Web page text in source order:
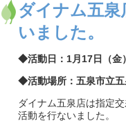
ダイナム五泉
いました。
◆活動日：1月17
◆活動場所：五泉市立
ダイナム五泉店は指定
活動を行ないました。